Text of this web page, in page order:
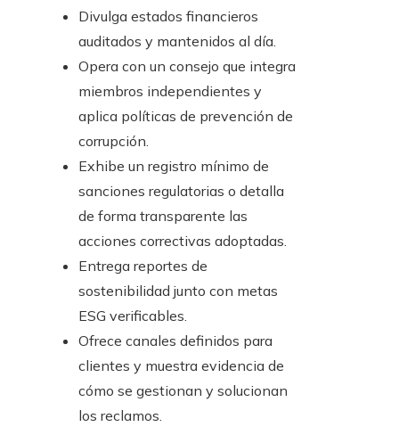
Divulga estados financieros
auditados y mantenidos al día.
Opera con un consejo que integra
miembros independientes y
aplica políticas de prevención de
corrupción.
Exhibe un registro mínimo de
sanciones regulatorias o detalla
de forma transparente las
acciones correctivas adoptadas.
Entrega reportes de
sostenibilidad junto con metas
ESG verificables.
Ofrece canales definidos para
clientes y muestra evidencia de
cómo se gestionan y solucionan
los reclamos.